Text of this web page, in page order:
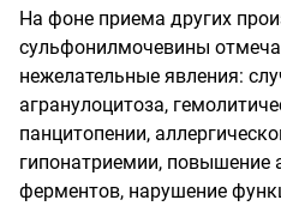
На фоне приема других
сульфонилмочевины
нежелательные явления:
агранулоцитоза,
панцитопении,
гипонатриемии, повышение
ферментов, нарушение